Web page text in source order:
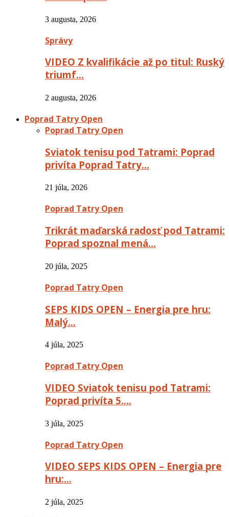
3 augusta, 2026
Správy
VIDEO Z kvalifikácie až po titul: Ruský
triumf…
2 augusta, 2026
Poprad Tatry Open
Poprad Tatry Open
Sviatok tenisu pod Tatrami: Poprad
privíta Poprad Tatry…
21 júla, 2026
Poprad Tatry Open
Trikrát maďarská radosť pod Tatrami:
Poprad spoznal mená…
20 júla, 2025
Poprad Tatry Open
SEPS KIDS OPEN – Energia pre hru:
Malý…
4 júla, 2025
Poprad Tatry Open
VIDEO Sviatok tenisu pod Tatrami:
Poprad privíta 5….
3 júla, 2025
Poprad Tatry Open
VIDEO SEPS KIDS OPEN – Energia pre
hru:…
2 júla, 2025